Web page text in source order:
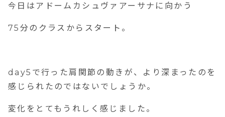
今日はアドームカシュヴァアーサナに向かう
75 分のクラスからスタート。
day5 で行った肩関節の動きが、より深まったのを
感じられたのではないでしょうか。
変化をとてもうれしく感じました。